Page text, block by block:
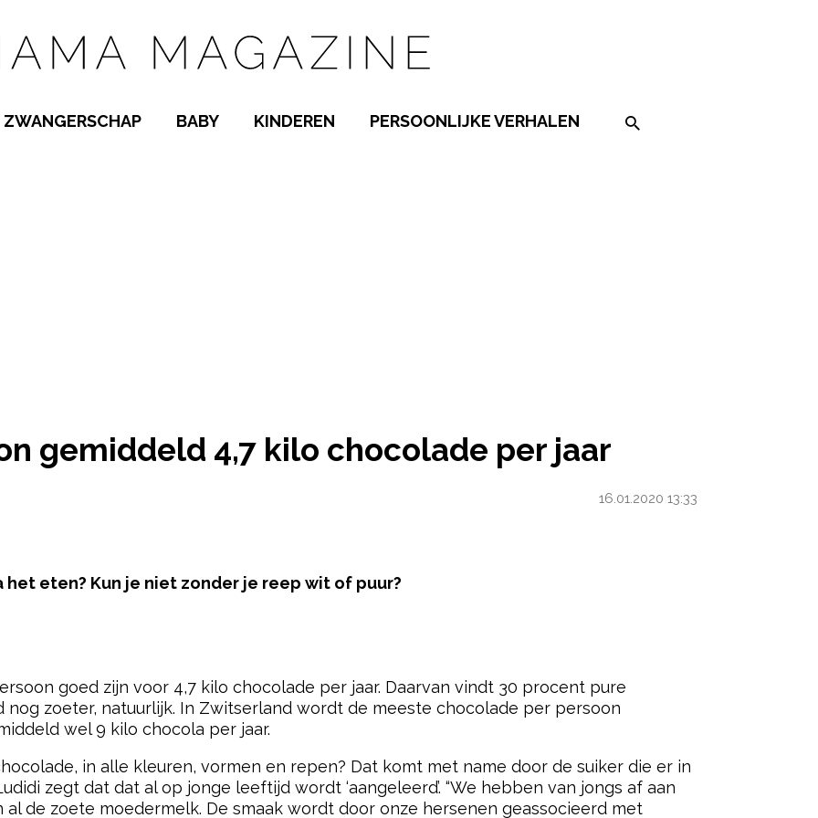
ZWANGERSCHAP BABY KINDEREN PERSOONLIJKE VERHALEN Search on the website
gemiddeld 4,7 kilo chocolade per jaar
16.01.2020 13:33
eten? Kun je niet zonder je reep wit of puur?
goed zijn voor 4,7 kilo chocolade per jaar. Daarvan vindt 30 procent pure
zoeter, natuurlijk. In Zwitserland wordt de meeste chocolade per persoon
wel 9 kilo chocola per jaar.
in alle kleuren, vormen en repen? Dat komt met name door de suiker die er in
zegt dat dat al op jonge leeftijd wordt ‘aangeleerd’. “We hebben van jongs af aan
de zoete moedermelk. De smaak wordt door onze hersenen geassocieerd met